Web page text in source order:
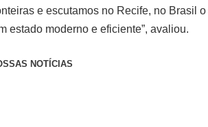
e escutamos no Recife, no Brasil
estado moderno e eficiente”, avaliou.
NOTÍCIAS